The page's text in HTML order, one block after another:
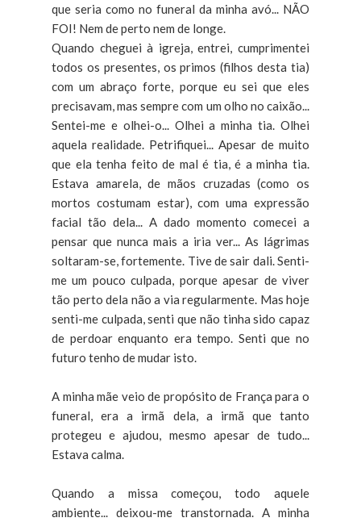
que seria como no funeral da minha avó... NÃO
FOI! Nem de perto nem de longe.
Quando cheguei à igreja, entrei, cumprimentei
todos os presentes, os primos (filhos desta tia)
com um abraço forte, porque eu sei que eles
precisavam, mas sempre com um olho no caixão...
Sentei-me e olhei-o... Olhei a minha tia. Olhei
aquela realidade. Petrifiquei... Apesar de muito
que ela tenha feito de mal é tia, é a minha tia.
Estava amarela, de mãos cruzadas (como os
mortos costumam estar), com uma expressão
facial tão dela... A dado momento comecei a
pensar que nunca mais a iria ver... As lágrimas
soltaram-se, fortemente. Tive de sair dali. Senti-
me um pouco culpada, porque apesar de viver
tão perto dela não a via regularmente. Mas hoje
senti-me culpada, senti que não tinha sido capaz
de perdoar enquanto era tempo. Senti que no
futuro tenho de mudar isto.
A minha mãe veio de propósito de França para o
funeral, era a irmã dela, a irmã que tanto
protegeu e ajudou, mesmo apesar de tudo...
Estava calma.
Quando a missa começou, todo aquele
ambiente... deixou-me transtornada. A minha